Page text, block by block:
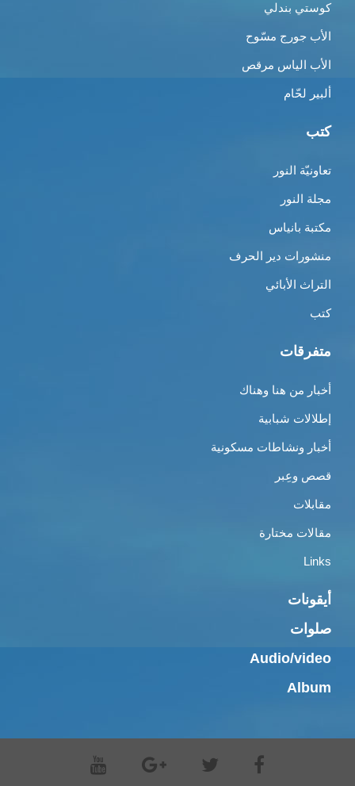
كوستي بندلي
الأب جورج مسّوح
الأب الياس مرقص
ألبير لحّام
كتب
تعاونيّة النور
مجلة النور
مكتبة بانياس
منشورات دير الحرف
التراث الأبائي
كتب
متفرقات
أخبار من هنا وهناك
إطلالات شبابية
أخبار ونشاطات مسكونية
قصص وعِبر
مقابلات
مقالات مختارة
Links
أيقونات
صلوات
Audio/video
Album